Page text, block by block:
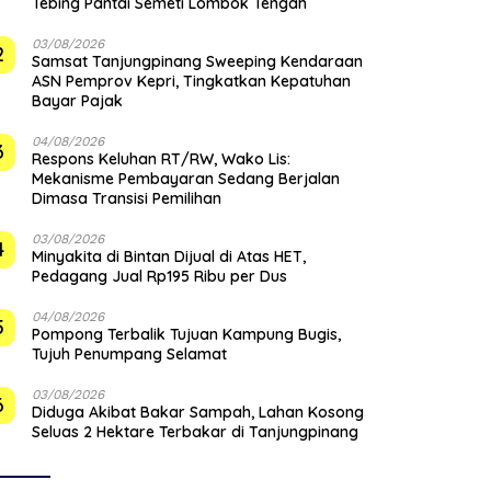
03/08/2026
Samsat Tanjungpinang Sweeping Kendaraan
ASN Pemprov Kepri, Tingkatkan Kepatuhan
Bayar Pajak
04/08/2026
‎Respons Keluhan RT/RW, Wako Lis:
Mekanisme Pembayaran Sedang Berjalan
Dimasa Transisi Pemilihan
03/08/2026
Minyakita di Bintan Dijual di Atas HET,
Pedagang Jual Rp195 Ribu per Dus
04/08/2026
Pompong Terbalik Tujuan Kampung Bugis,
Tujuh Penumpang Selamat
03/08/2026
Diduga Akibat Bakar Sampah, Lahan Kosong
Seluas 2 Hektare Terbakar di Tanjungpinang